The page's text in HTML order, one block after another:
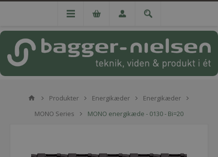
Produkter Energikæder
Energikæder
MONO Series
MONO energikæde - 0130 - Bi=20